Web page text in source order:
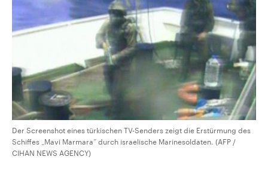
Der Screenshot eines türkischen TV-Senders zeigt die Erstürmung des
Schiffes „Mavi Marmara“ durch israelische Marinesoldaten. (AFP /
CIHAN NEWS AGENCY)